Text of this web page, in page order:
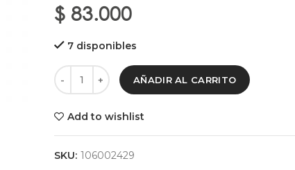
$ 83.000
7 disponibles
AÑADIR AL CARRITO
Add to wishlist
SKU: 106002429